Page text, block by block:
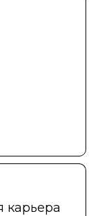
карьера